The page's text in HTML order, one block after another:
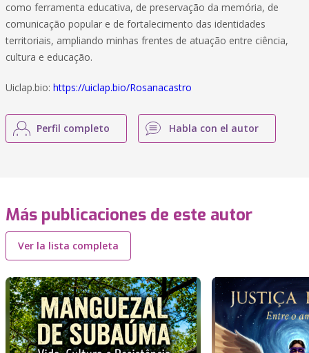
como ferramenta educativa, de preservação da memória, de
comunicação popular e de fortalecimento das identidades
territoriais, ampliando minhas frentes de atuação entre ciência,
cultura e educação.
Uiclap.bio: https://uiclap.bio/Rosanacastro
Perfil completo Habla con el autor
Más publicaciones de este autor
Ver la lista completa